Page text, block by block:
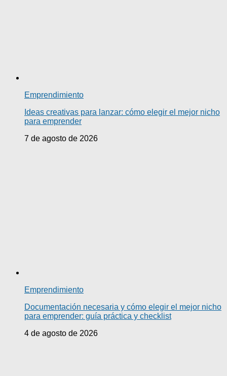
Emprendimiento
Ideas creativas para lanzar: cómo elegir el mejor nicho
para emprender
7 de agosto de 2026
Emprendimiento
Documentación necesaria y cómo elegir el mejor nicho
para emprender: guía práctica y checklist
4 de agosto de 2026